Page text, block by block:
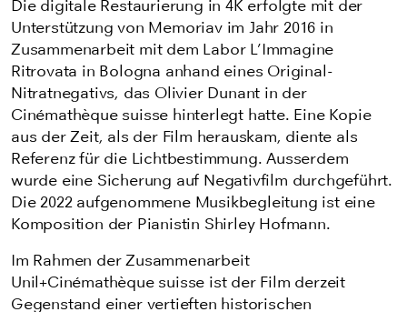
Die digitale Restaurierung in 4K erfolgte mit der
Unterstützung von Memoriav im Jahr 2016 in
Zusammenarbeit mit dem Labor L’Immagine
Ritrovata in Bologna anhand eines Original-
Nitratnegativs, das Olivier Dunant in der
Cinémathèque suisse hinterlegt hatte. Eine Kopie
aus der Zeit, als der Film herauskam, diente als
Referenz für die Lichtbestimmung. Ausserdem
wurde eine Sicherung auf Negativfilm durchgeführt.
Die 2022 aufgenommene Musikbegleitung ist eine
Komposition der Pianistin Shirley Hofmann.
Im Rahmen der Zusammenarbeit
Unil+Cinémathèque suisse ist der Film derzeit
Gegenstand einer vertieften historischen